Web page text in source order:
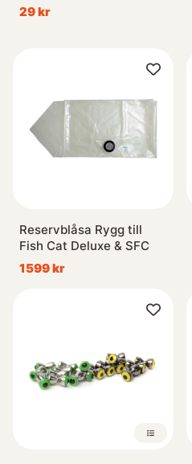
29 kr
Reservblåsa Rygg till
Fish Cat Deluxe & SFC
1599 kr